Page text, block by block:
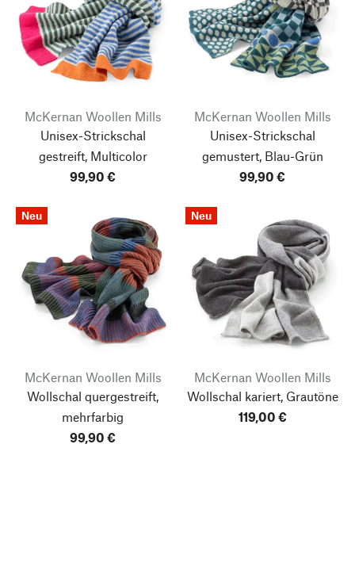
McKernan Woollen Mills
Unisex-Strickschal
gestreift, Multicolor
99,90 €
McKernan Woollen Mills
Unisex-Strickschal
gemustert, Blau-Grün
99,90 €
Neu
McKernan Woollen Mills
Wollschal quergestreift,
mehrfarbig
99,90 €
Neu
McKernan Woollen Mills
Wollschal kariert, Grautöne
119,00 €